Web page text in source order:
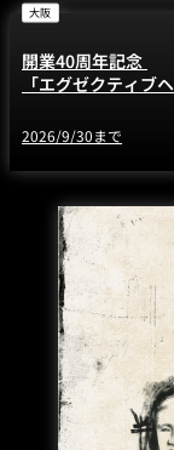
大阪
開業40周年記念
「エグゼクティブ
2026/9/30まで